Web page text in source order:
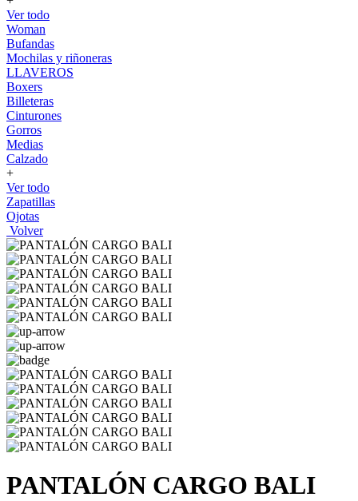
Ver todo
Woman
Bufandas
Mochilas y riñoneras
LLAVEROS
Boxers
Billeteras
Cinturones
Gorros
Medias
Calzado
+
Ver todo
Zapatillas
Ojotas
Volver
PANTALÓN CARGO BALI